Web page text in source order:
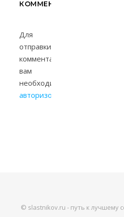
КОММЕНТАРИЙ
Для
отправки
комментария
вам
необходимо
авторизоваться
© slastnikov.ru - путь к лучшему